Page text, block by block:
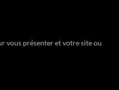
vous présenter et votre site ou